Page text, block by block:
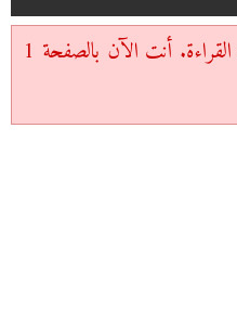
اضغط على الصفحة التالية لمتابعة القراءة. أنت الآن بالصفحة 1